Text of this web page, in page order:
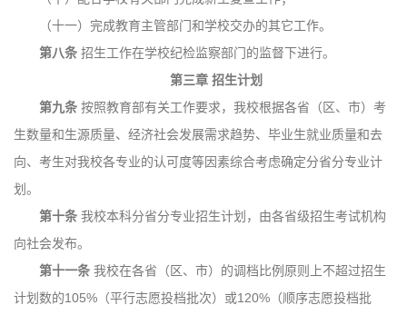
（十一）完成教育主管部门和学校交办的其它工作。
第八条 招生工作在学校纪检监察部门的监督下进行。
第三章 招生计划
第九条 按照教育部有关工作要求，我校根据各省（区、市）考
生数量和生源质量、经济社会发展需求趋势、毕业生就业质量和去
向、考生对我校各专业的认可度等因素综合考虑确定分省分专业计
划。
第十条 我校本科分省分专业招生计划，由各省级招生考试机构
向社会发布。
第十一条 我校在各省（区、市）的调档比例原则上不超过招生
计划数的105%（平行志愿投档批次）或120%（顺序志愿投档批